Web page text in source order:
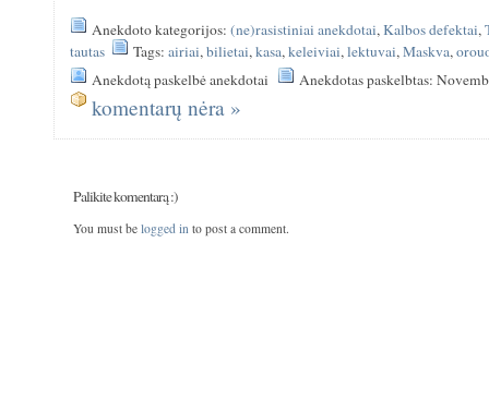
Anekdoto kategorijos:(ne)rasistiniai anekdotai,Kalbos defektai,
tautas
Tags:airiai,bilietai,kasa,keleiviai,lektuvai,Maskva,
Anekdotą paskelbė anekdotai
Anekdotas paskelbtas:
komentarų nėra »
Palikite komentarą :)
You must be logged into post a comment.